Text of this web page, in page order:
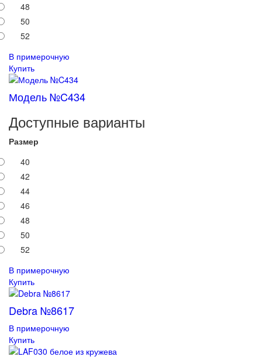
48
50
52
В примерочную
Купить
Модель №C434
Доступные варианты
Размер
40
42
44
46
48
50
52
В примерочную
Купить
Debra №8617
В примерочную
Купить